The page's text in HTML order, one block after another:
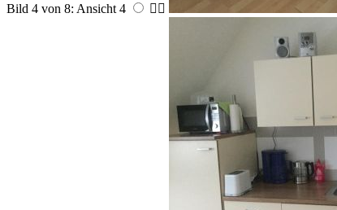
Bild 4 von 8: Ansicht 4  